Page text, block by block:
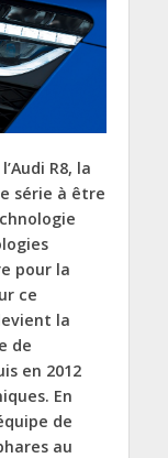
R8, la
série à être
pour la
ce
la
de
en 2012
En
de
au